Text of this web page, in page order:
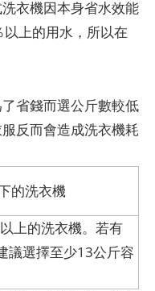
衣機因本身省水效能
上的用水，所以在
省錢而選公斤數較低
反而會造成洗衣機耗
的洗衣機
上的洗衣機。若有
議選擇至少13公斤容